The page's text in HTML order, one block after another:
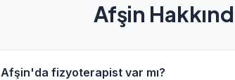
Afşin
Afşin'da fizyoterapist var mı?